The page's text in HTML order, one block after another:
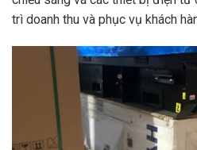
trì doanh thu và phục vụ khách